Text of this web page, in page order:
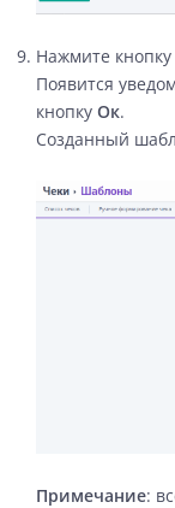
Нажмите кнопку
Появится
кнопку Ок.
Созданный
Примечание: